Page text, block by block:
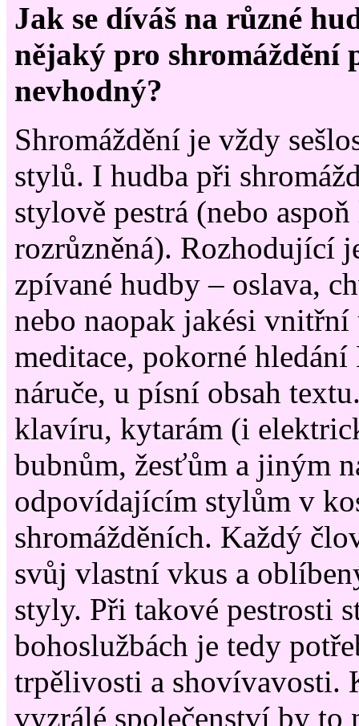
Jak se díváš na různé
nějaký pro shromáždění
nevhodný?
Shromáždění je vždy
stylů. I hudba při
stylově pestrá (nebo aspoň
rozrůzněná). Rozhodující
zpívané hudby – oslava,
nebo naopak jakési vnitřní
meditace, pokorné
náruče, u písní obsah
klavíru, kytarám (i
bubnům, žesťům a jiným
odpovídajícím stylům v
shromážděních. Každý
svůj vlastní vkus a
styly. Při takové pestrosti
bohoslužbách je tedy
trpělivosti a shovívavosti.
vyzrálé společenství by to